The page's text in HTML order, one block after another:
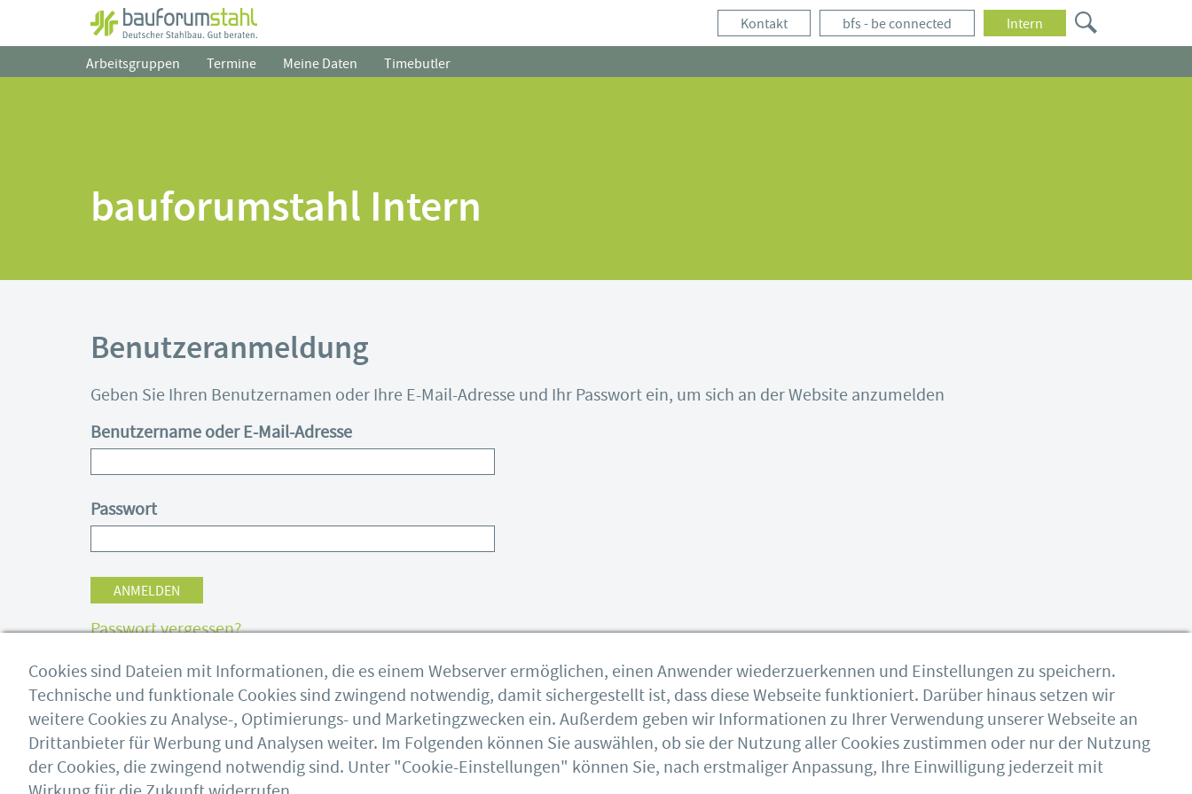
Hauptinhalt
Kontakt bfs - be connected Intern
Arbeitsgruppen Termine Meine Daten Timebutler
bauforumstahl Intern
Benutzeranmeldung
Geben Sie Ihren Benutzernamen oder Ihre E-Mail-Adresse und Ihr Passwort ein, um sich an der Website anzumelden
Benutzername oder E-Mail-Adresse
Passwort
Passwort vergessen?
bauforumstahl e.V.
Sohnstraße 65
40237 Düsseldorf
Impressum
AGB
Datenschutz
Shop
DSTV
Feuerverzinken
DASt
Cookies sind Dateien mit Informationen, die es einem Webserver ermöglichen, einen Anwender wiederzuerkennen und Einstellungen zu speichern.
Technische und funktionale Cookies sind zwingend notwendig, damit sichergestellt ist, dass diese Webseite funktioniert. Darüber hinaus setzen wir
weitere Cookies zu Analyse-, Optimierungs- und Marketingzwecken ein. Außerdem geben wir Informationen zu Ihrer Verwendung unserer Webseite an
Drittanbieter für Werbung und Analysen weiter. Im Folgenden können Sie auswählen, ob sie der Nutzung aller Cookies zustimmen oder nur der Nutzung
der Cookies, die zwingend notwendig sind. Unter "Cookie-Einstellungen" können Sie, nach erstmaliger Anpassung, Ihre Einwilligung jederzeit mit